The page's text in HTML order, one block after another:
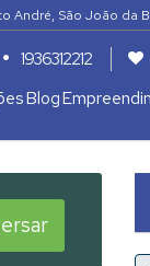
André, São João da
1936312212
Blog